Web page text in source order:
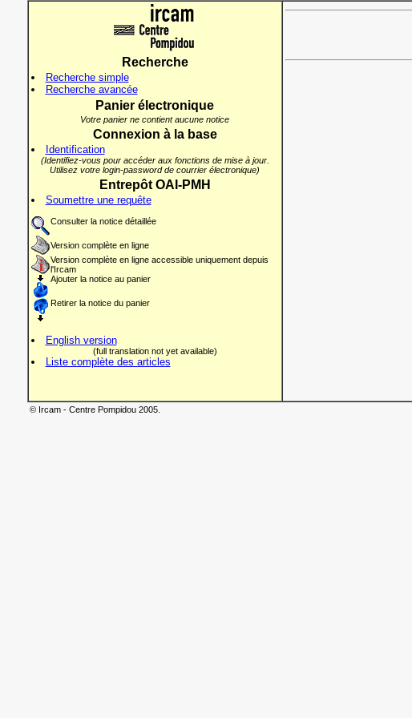
Recherche
Recherche simple
Recherche avancée
Panier électronique
Votre panier ne contient aucune notice
Connexion à la base
Identification
(Identifiez-vous pour accéder aux fonctions de mise à jour.
Utilisez votre login-password de courrier électronique)
Entrepôt OAI-PMH
Soumettre une requête
Consulter la notice détaillée
Version complète en ligne
Version complète en ligne accessible uniquement depuis
l'Ircam
Ajouter la notice au panier
Retirer la notice du panier
English version
(full translation not yet available)
Liste complète des articles
© Ircam - Centre Pompidou 2005.